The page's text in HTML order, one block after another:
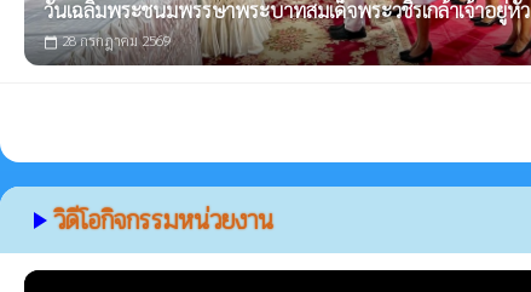
วันเฉลิมพระชนมพรรษาพระบาทสมเด็จพระวชิรเกล้าเจ้าอยู่หัว
calendar_today28 กรกฎาคม 2569
play_arrowวิดีโอกิจกรรมหน่วยงาน